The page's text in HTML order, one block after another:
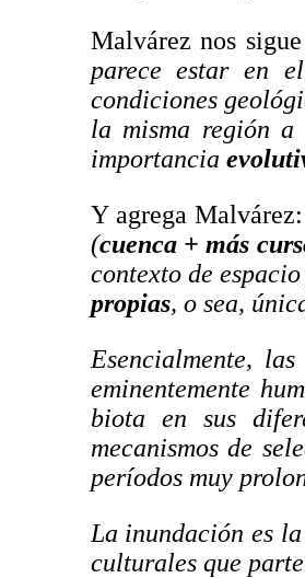
Malvárez nos
parece estar en
condiciones
la misma región
importancia
Y agrega Malvárez:
(cuenca + más
contexto de
propias, o sea,
Esencialmente,
eminentemente
biota en sus
mecanismos de
períodos muy
La inundación es
culturales que